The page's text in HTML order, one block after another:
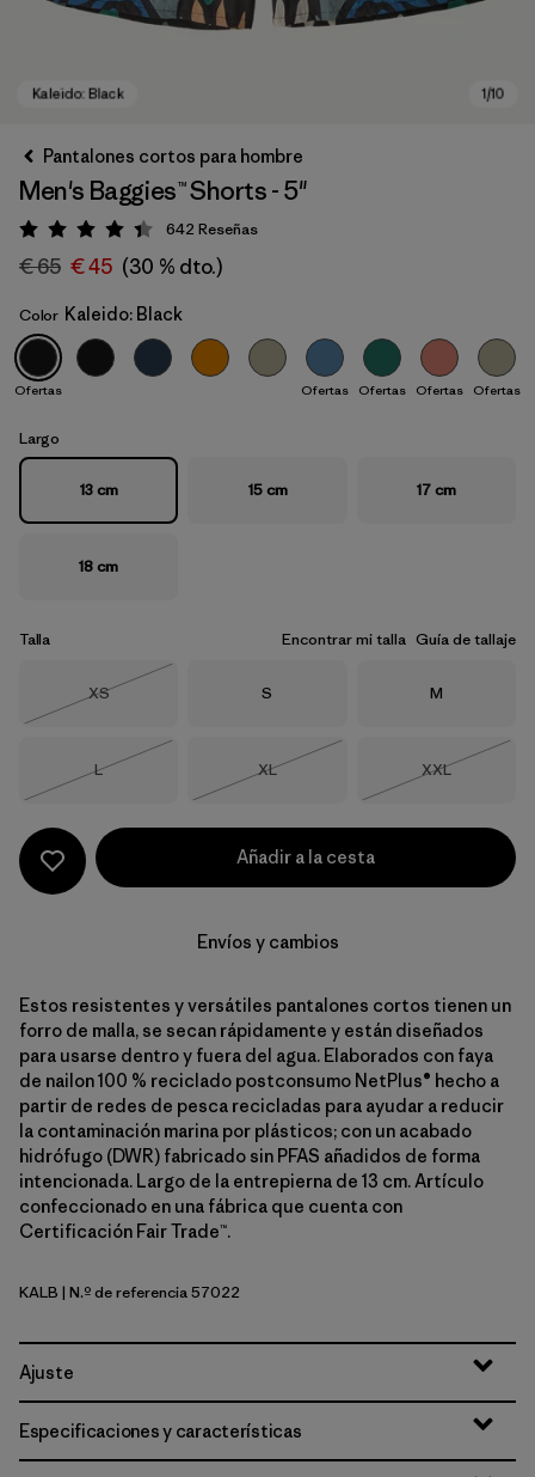
Kaleido: Black
Pantalones cortos para hombre
Men's Baggies™ Shorts - 5"
Puntuación: 4.4 / 5
642 Reseñas
€ 65 € 45 (30 % dto.)
Color Kaleido: Black
Ofertas Ofertas Ofertas Ofertas Ofertas
Largo
13 cm 15 cm 17 cm
18 cm
Talla Encontrar mi talla Guía de tallaje
Talla
XS
Talla
S Talla
M
Talla
L
Talla
XL
Talla
XXL
Añadir a la cesta
Envíos y cambios
Estos resistentes y versátiles pantalones cortos tienen un
forro de malla, se secan rápidamente y están diseñados
para usarse dentro y fuera del agua. Elaborados con faya
de nailon 100 % reciclado postconsumo NetPlus® hecho a
partir de redes de pesca recicladas para ayudar a reducir
la contaminación marina por plásticos; con un acabado
hidrófugo (DWR) fabricado sin PFAS añadidos de forma
intencionada. Largo de la entrepierna de 13 cm. Artículo
confeccionado en una fábrica que cuenta con
Certificación Fair Trade™.
Kaleido: Black
KALB | N.º de referencia 57022
Ajuste
Especificaciones y características